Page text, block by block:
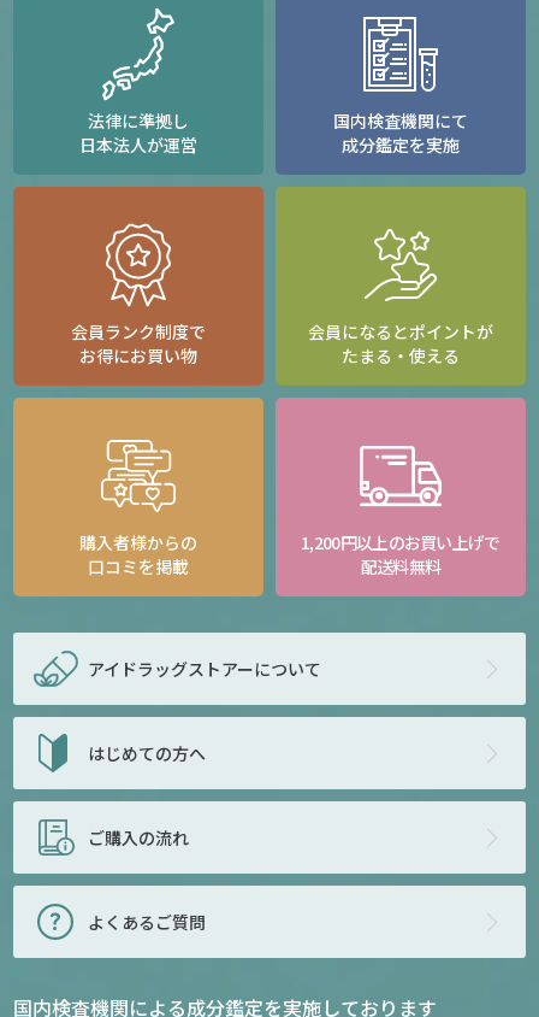
法律に準拠し
日本法人が運営
国内検査機関にて
成分鑑定を実施
会員ランク制度で
お得にお買い物
会員になるとポイントが
たまる・使える
購入者様からの
口コミを掲載
1,200円以上のお買い上げで
配送料無料
アイドラッグストアーについて
はじめての方へ
ご購入の流れ
よくあるご質問
国内検査機関による成分鑑定を実施しております